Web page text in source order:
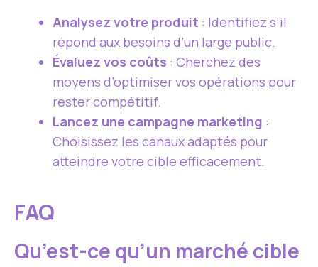
Analysez votre produit : Identifiez s’il
répond aux besoins d’un large public.
Évaluez vos coûts : Cherchez des
moyens d’optimiser vos opérations pour
rester compétitif.
Lancez une campagne marketing :
Choisissez les canaux adaptés pour
atteindre votre cible efficacement.
FAQ
Qu’est-ce qu’un marché cible